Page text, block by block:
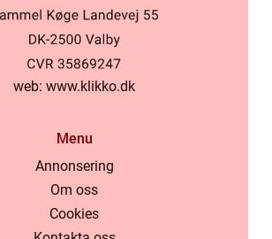
web: www.klikko.dk
Menu
Annonsering
Om oss
Cookies